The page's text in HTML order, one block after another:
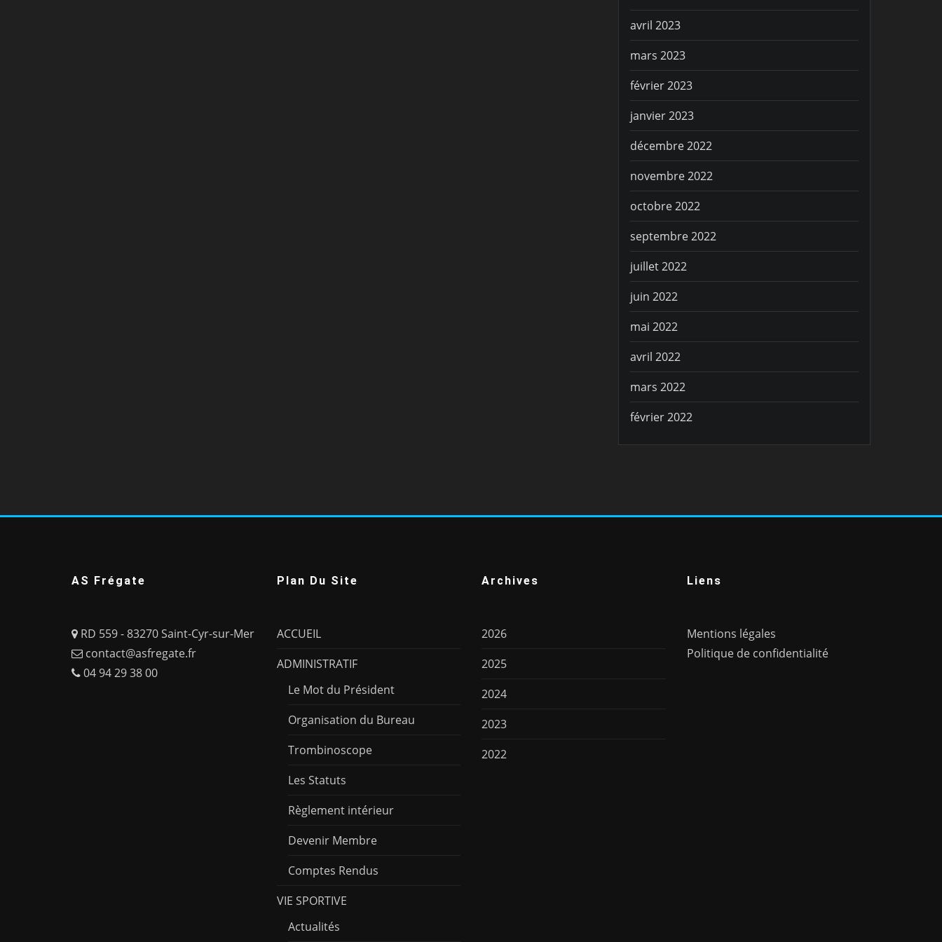
avril 2023
mars 2023
février 2023
janvier 2023
décembre 2022
novembre 2022
octobre 2022
septembre 2022
juillet 2022
juin 2022
mai 2022
avril 2022
mars 2022
février 2022
AS Frégate
RD 559 - 83270 Saint-Cyr-sur-Mer
contact@asfregate.fr
04 94 29 38 00
Plan Du Site
ACCUEIL
ADMINISTRATIF
Le Mot du Président
Organisation du Bureau
Trombinoscope
Les Statuts
Règlement intérieur
Devenir Membre
Comptes Rendus
VIE SPORTIVE
Actualités
Archives
2026
2025
2024
2023
2022
Liens
Mentions légales
Politique de confidentialité